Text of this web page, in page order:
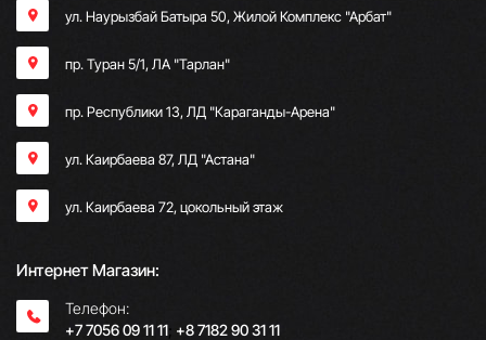
ул. Наурызбай Батыра 50, Жилой Комплекс "Арбат"
пр. Туран 5/1, ЛА "Тарлан"
пр. Республики 13, ​ЛД "Караганды-Арена"
ул. Каирбаева 87, ЛД "Астана"
ул. Каирбаева 72, цокольный этаж
Интернет Магазин:
Телефон:
+7 7056 09 11 11; +8 7182 90 31 11